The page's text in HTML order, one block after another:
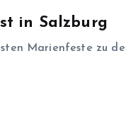
in Salzburg
Marienfeste zu